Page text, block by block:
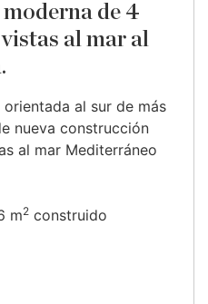
de 4
al mar al
al sur de más
nueva construcción
al mar Mediterráneo
m2 construido